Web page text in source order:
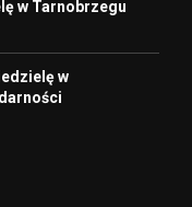
w Tarnobrzegu
w